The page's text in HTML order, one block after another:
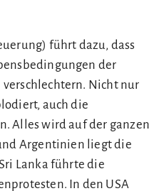
führt dazu, dass
der
Nicht nur
auch die
Alles wird auf der ganzen
Argentinien liegt die
Lanka führte die
In den USA